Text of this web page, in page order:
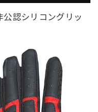
公認シリコングリッ